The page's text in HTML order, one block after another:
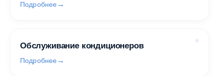
Подробнее
Обслуживание кондиционеров
Подробнее